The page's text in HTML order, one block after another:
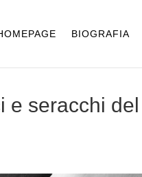
BIOGRAFIA
e seracchi